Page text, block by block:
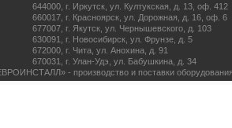
644000 г. Иркутск ул. Култукская, д. 13 , оф. 412
660017 г. Красноярск ул. Дорожная, д. 16, оф. 6
677007 г. Якутск ул. Чернышевского, д. 103
630091
г. Новосибирск ул. Фрунзе, д. 5
672000 г. Чита ул. Анохина, д. 91
670031
г. Улан-Удэ ул. Бабушкина, д. 34
- производство и поставки оборудования